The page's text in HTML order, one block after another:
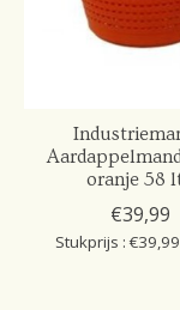
oranje 58
€39,99
Stukprijs :